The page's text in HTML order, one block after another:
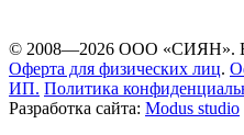
© 2008—2026 ООО «СИЯН».
Оферта для физических лиц.
ИП. Политика
Разработка сайта: Modus studio